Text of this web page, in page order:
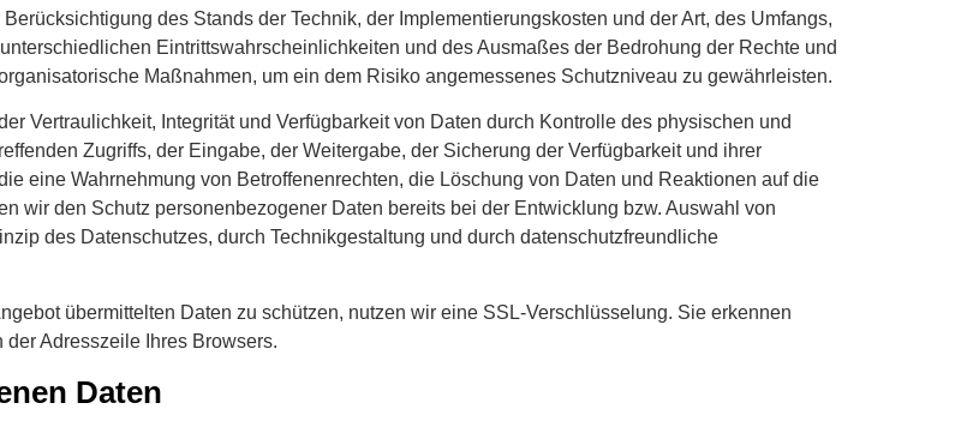
des Stands der Technik, der Implementierungskosten und der Art, des Umfangs,
Eintrittswahrscheinlichkeiten und des Ausmaßes der Bedrohung der Rechte und
Maßnahmen, um ein dem Risiko angemessenes Schutzniveau zu gewährleisten.
Vertraulichkeit, Integrität und Verfügbarkeit von Daten durch Kontrolle des physischen und
Zugriffs, der Eingabe, der Weitergabe, der Sicherung der Verfügbarkeit und ihrer
eine Wahrnehmung von Betroffenenrechten, die Löschung von Daten und Reaktionen auf die
wir den Schutz personenbezogener Daten bereits bei der Entwicklung bzw. Auswahl von
des Datenschutzes, durch Technikgestaltung und durch datenschutzfreundliche
übermittelten Daten zu schützen, nutzen wir eine SSL-Verschlüsselung. Sie erkennen
Adresszeile Ihres Browsers.
Daten